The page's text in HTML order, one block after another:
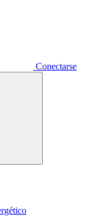
Conectarse